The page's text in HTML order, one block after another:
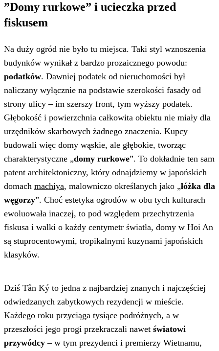
”Domy rurkowe” i ucieczka przed
fiskusem
Na duży ogród nie było tu miejsca. Taki styl wznoszenia
budynków wynikał z bardzo prozaicznego powodu:
podatków. Dawniej podatek od nieruchomości był
naliczany wyłącznie na podstawie szerokości fasady od
strony ulicy – im szerszy front, tym wyższy podatek.
Głębokość i powierzchnia całkowita obiektu nie miały dla
urzędników skarbowych żadnego znaczenia. Kupcy
budowali więc domy wąskie, ale głębokie, tworząc
charakterystyczne „domy rurkowe”. To dokładnie ten sam
patent architektoniczny, który odnajdziemy w japońskich
domach machiya, malowniczo określanych jako „łóżka dla
węgorzy”. Choć estetyka ogrodów w obu tych kulturach
ewoluowała inaczej, to pod względem przechytrzenia
fiskusa i walki o każdy centymetr światła, domy w Hoi An
są stuprocentowymi, tropikalnymi kuzynami japońskich
klasyków.
Dziś Tân Ký to jedna z najbardziej znanych i najczęściej
odwiedzanych zabytkowych rezydencji w mieście.
Każdego roku przyciąga tysiące podróżnych, a w
przeszłości jego progi przekraczali nawet światowi
przywódcy – w tym prezydenci i premierzy Wietnamu,